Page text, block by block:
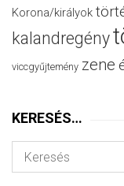
Korona/királyok
kalandregény
viccgyűjtemény zene
KERESÉS…